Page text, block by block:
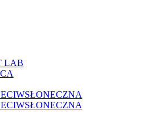
LAB